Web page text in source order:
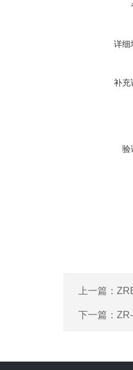
详细
补充
验
上一篇：
下一篇：